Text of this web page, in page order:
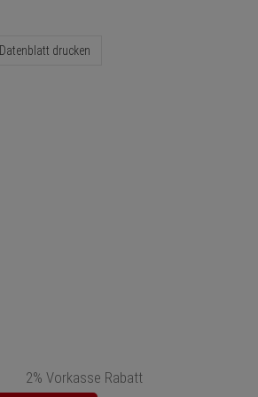
Datenblatt drucken
2% Vorkasse Rabatt